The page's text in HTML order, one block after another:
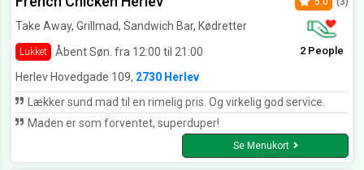
Take Away, Grillmad, Sandwich Bar, Kødretter
Lukket Åbent Søn. fra 12:00 til 21:00 2 People
Herlev Hovedgade 109, 2730 Herlev
Lækker sund mad til en rimelig pris. Og virkelig god service.
Maden er som forventet, superduper!
Se Menukort